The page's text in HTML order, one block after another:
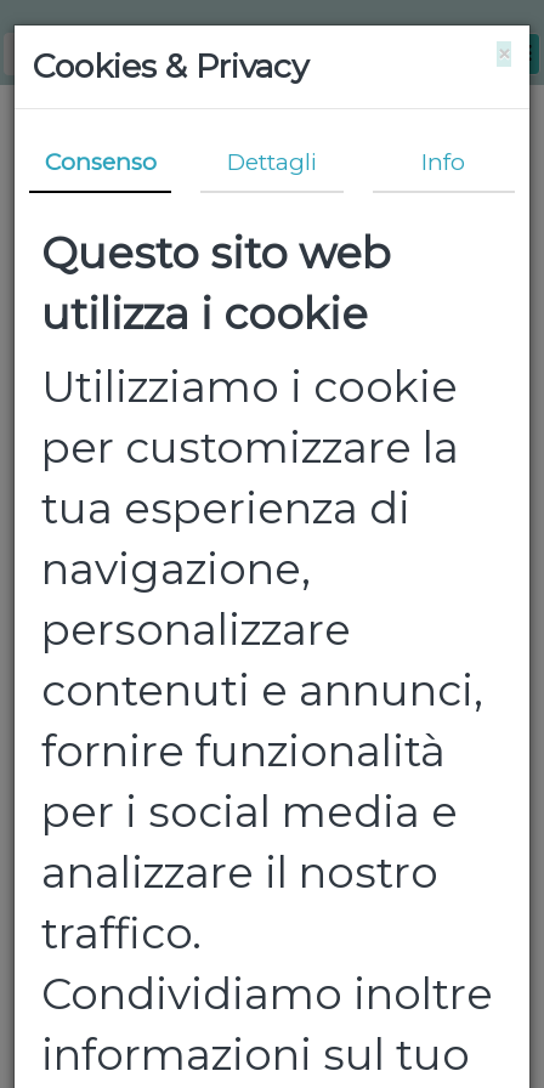
Fanta
Confezione da 6 bottiglie da 1,5 lt
€ 12,50
Quantita':
×
Cookies & Privacy
Consenso Dettagli Info
Questo sito web
utilizza i cookie
Utilizziamo i cookie
per customizzare la
tua esperienza di
navigazione,
personalizzare
contenuti e annunci,
fornire funzionalità
per i social media e
analizzare il nostro
traffico.
Condividiamo inoltre
informazioni sul tuo